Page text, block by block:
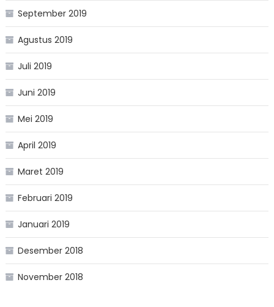
September 2019
Agustus 2019
Juli 2019
Juni 2019
Mei 2019
April 2019
Maret 2019
Februari 2019
Januari 2019
Desember 2018
November 2018